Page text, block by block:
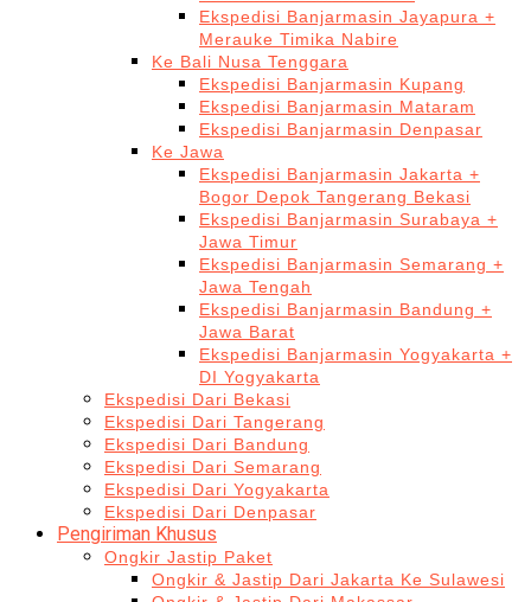
Ekspedisi Banjarmasin Jayapura +
Merauke Timika Nabire
Ke Bali Nusa Tenggara
Ekspedisi Banjarmasin Kupang
Ekspedisi Banjarmasin Mataram
Ekspedisi Banjarmasin Denpasar
Ke Jawa
Ekspedisi Banjarmasin Jakarta +
Bogor Depok Tangerang Bekasi
Ekspedisi Banjarmasin Surabaya +
Jawa Timur
Ekspedisi Banjarmasin Semarang +
Jawa Tengah
Ekspedisi Banjarmasin Bandung +
Jawa Barat
Ekspedisi Banjarmasin Yogyakarta +
DI Yogyakarta
Ekspedisi Dari Bekasi
Ekspedisi Dari Tangerang
Ekspedisi Dari Bandung
Ekspedisi Dari Semarang
Ekspedisi Dari Yogyakarta
Ekspedisi Dari Denpasar
Pengiriman Khusus
Ongkir Jastip Paket
Ongkir & Jastip Dari Jakarta Ke Sulawesi